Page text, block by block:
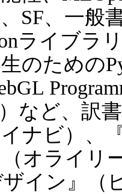
SF、一般
ライブラ
のための
）など、訳
ナビ）、
（オライリ
イン』（